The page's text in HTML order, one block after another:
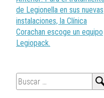
de
entradas
de Legionella en sus nuevas
instalaciones, la Clínica
Corachan escoge un equipo
Legiopack.
Buscar: